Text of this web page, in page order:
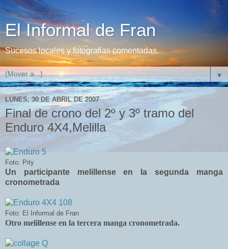
El Informal de Fran
Sucesos locales y fotografias comentadas.
▼
LUNES, 30 DE ABRIL DE 2007
Final de crono del 2º y 3º tramo del
Enduro 4X4,Melilla
Foto: Pity
Un participante melillense en la segunda manga
cronometrada
Foto: El Informal de Fran
Otro melillense en la tercera manga cronometrada.